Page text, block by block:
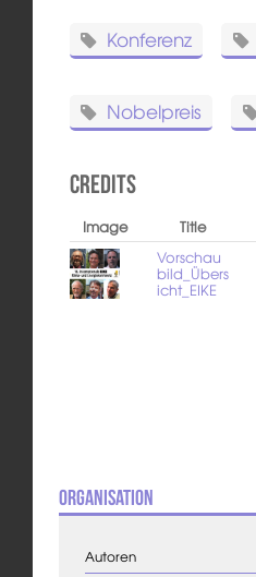
Konferenz
Nobelpreis
Credits
Image Title
Vorschau
bild_Übers
icht_EIKE
Organisation
Autoren